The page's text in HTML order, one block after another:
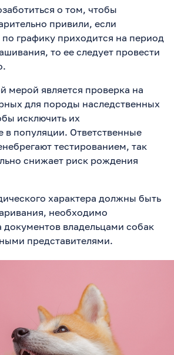
о том, чтобы
привили, если
по графику приходится на период
то ее следует провести
мерой является проверка на
для породы наследственных
исключить их
в популяции. Ответственные
тестированием, так
снижает риск рождения
характера должны быть
необходимо
документов владельцами собак
представителями.